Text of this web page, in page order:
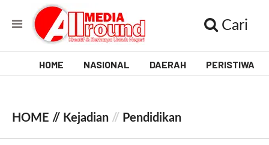
Cari
HOME NASIONAL DAERAH PERISTIWA
HOME // Kejadian // Pendidikan